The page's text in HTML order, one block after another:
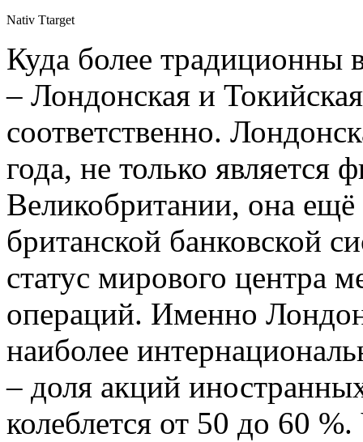
Nativ Ttarget
Куда более
– Лондонская и
соответственно.
года, не только является
Великобритании, она ещё
британской банковской
статус мирового центра
операций. Именно
наиболее
– доля акций
колеблется от 50 до 60